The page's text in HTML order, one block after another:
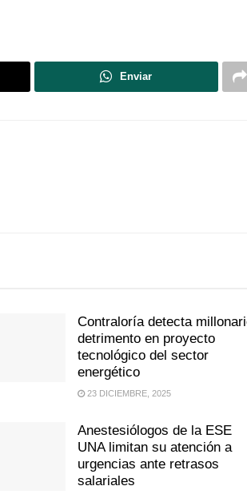
Enviar
Contraloría detecta
detrimento en proyecto
tecnológico del sector
energético
23 DICIEMBRE, 2025
Anestesiólogos de la ESE
UNA limitan su atención a
urgencias ante retrasos
salariales